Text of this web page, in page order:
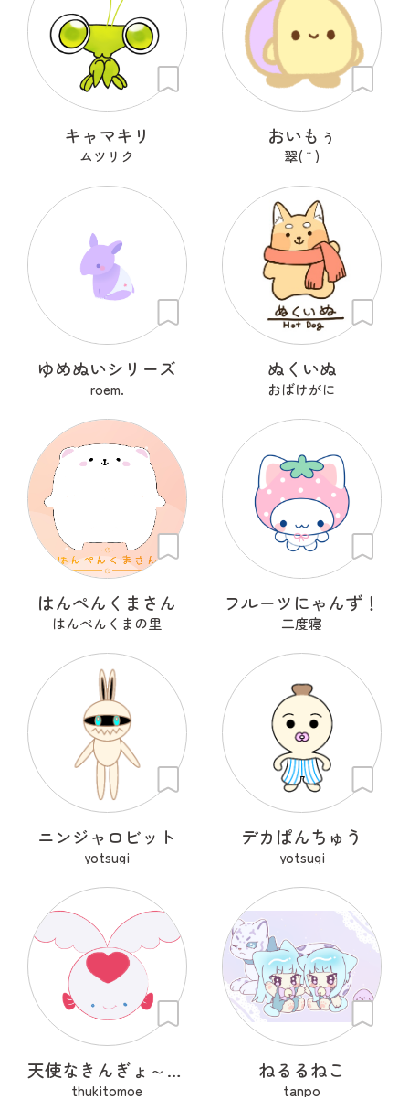
キャマキリ
ムツリク
おいもぅ
翠( ¨̮ )
ゆめぬいシリーズ
roem.
ぬくいぬ
おばけがに
はんぺんくまさん
はんぺんくまの里
フルーツにゃんず！
二度寝
ニンジャロビット
yotsugi
デカぱんちゅう
yotsugi
天使なきんぎょ～ぷくぱたぷう
thukitomoe
ねるるねこ
tanpo